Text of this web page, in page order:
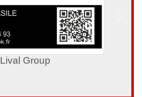
Lival Group